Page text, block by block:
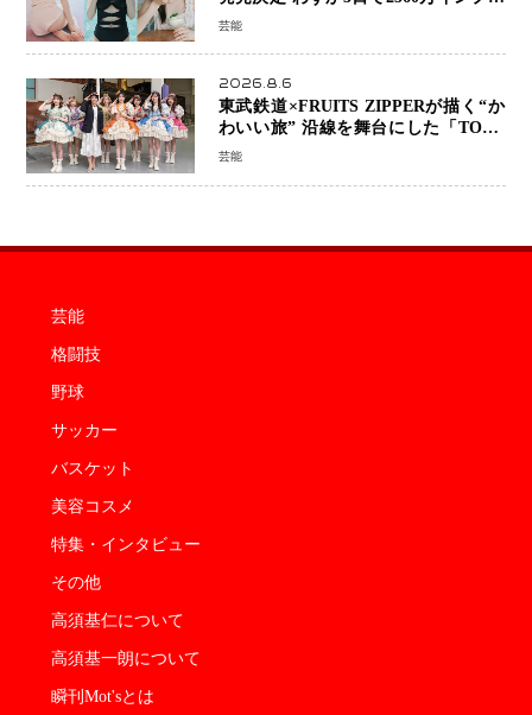
ッションを記録した話題の美貌を凝縮
芸能
2026.8.6
東武鉄道×FRUITS ZIPPERが描く“か
わいい旅” 沿線を舞台にした「TOBU
KAWAII PROJECT」が開幕
芸能
芸能
格闘技
野球
サッカー
バスケット
美容コスメ
特集・インタビュー
その他
高須基仁について
高須基一朗について
瞬刊Mot'sとは